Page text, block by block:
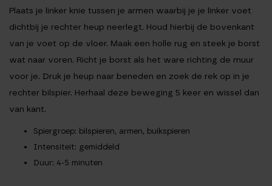
Plaats je linker knie tussen je armen waarbij je je linker voet
dichtbij je rechter heup neerlegt. Houd hierbij de bovenkant
van je voet op de vloer. Maak een holle rug en steek je borst
wat naar voren. Richt je borst als het ware richting de muur
voor je. Druk je heup naar beneden en zoek de rek op in je
rechter bilspier. Herhaal deze beweging 5 keer en wissel dan
van kant.
Spiergroep: bilspieren, armen, buikspieren
Intensiteit: gemiddeld
Duur: 4-5 minuten